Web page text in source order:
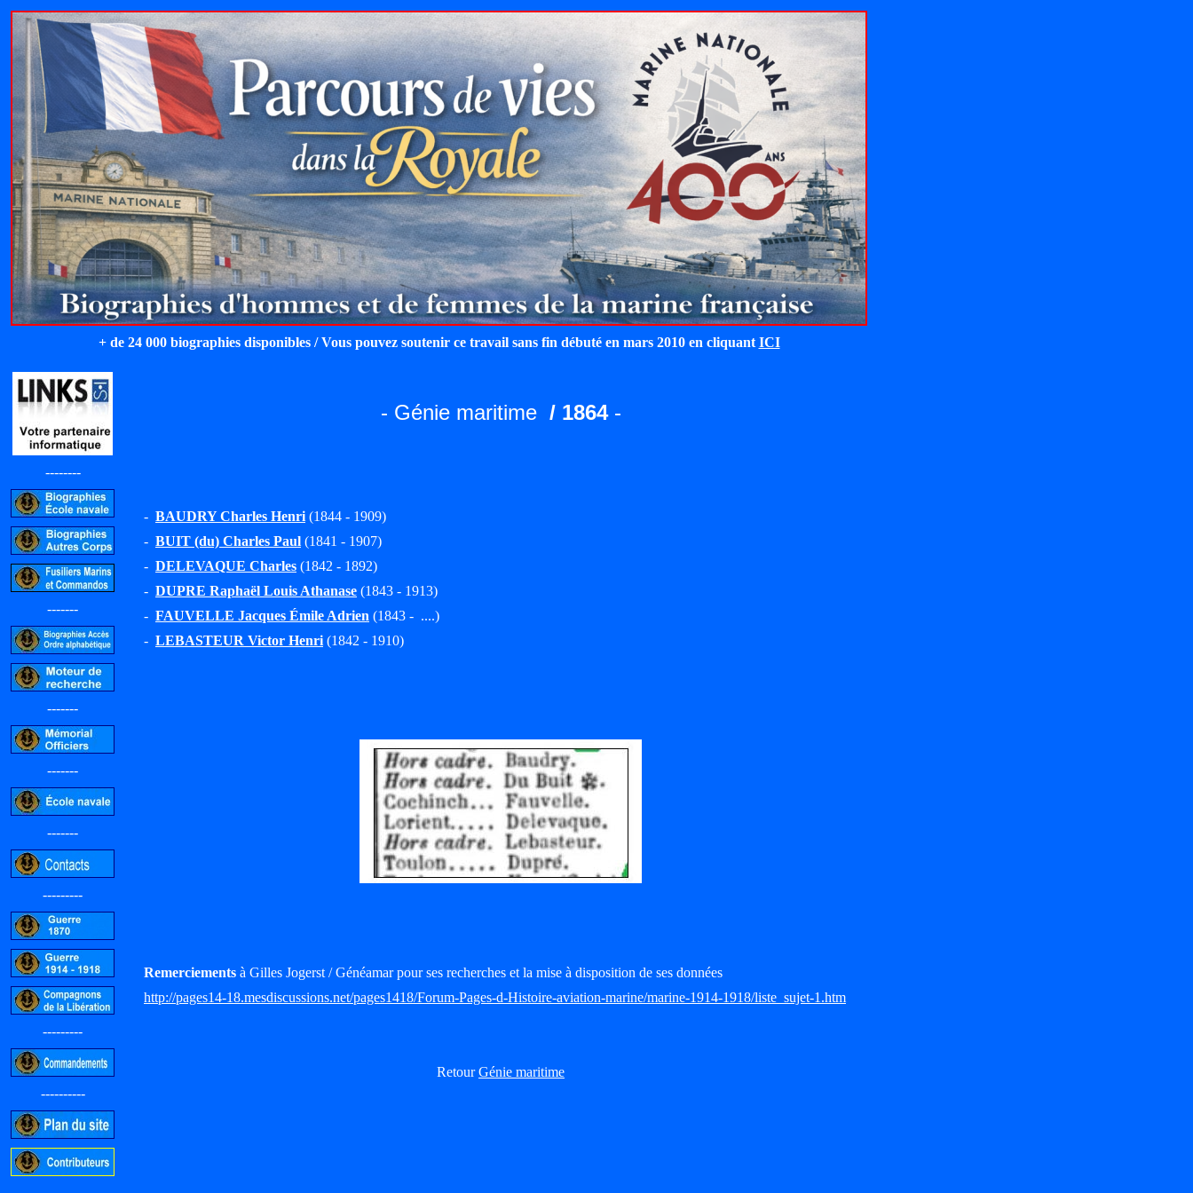
+ de 24 000 biographies disponibles / Vous pouvez soutenir ce travail sans fin débuté en mars 2010 en cliquant ICI
--------
-------
-------
-------
-------
---------
---------
----------
- Génie maritime/ 1864-
- BAUDRY Charles Henri (1844 - 1909)
- BUIT (du) Charles Paul (1841 - 1907)
- DELEVAQUE Charles (1842 - 1892)
- DUPRE Raphaël Louis Athanase (1843 - 1913)
- FAUVELLE Jacques Émile Adrien (1843 - ....)
- LEBASTEUR Victor Henri (1842 - 1910)
Remerciements à Gilles Jogerst / Généamar pour ses recherches et la mise à disposition de ses données
http://pages14-18.mesdiscussions.net/pages1418/Forum-Pages-d-Histoire-aviation-marine/marine-1914-1918/liste_sujet-1.htm
RetourGénie maritime